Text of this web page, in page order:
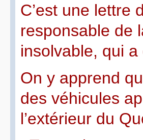
C’est une lettre
responsable de
insolvable, qui a
On y apprend
des véhicules
l’extérieur du